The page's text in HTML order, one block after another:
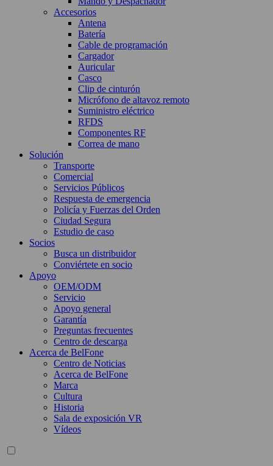
Accesorios
Antena
Batería
Cable de programación
Cargador
Auricular
Casco
Clip de cinturón
Micrófono de altavoz remoto
Suministro eléctrico
RFDS
Componentes RF
Correa de mano
Solución
Transporte
Comercial
Servicios Públicos
Respuesta de emergencia
Policía y Fuerzas del Orden
Ciudad Segura
Estudio de caso
Socios
Busca un distribuidor
Conviértete en socio
Apoyo
OEM/ODM
Servicio
Apoyo general
Garantía
Preguntas frecuentes
Centro de descarga
Acerca de BelFone
Centro de Noticias
Acerca de BelFone
Marca
Cultura
Historia
Sala de exposición VR
Vídeos